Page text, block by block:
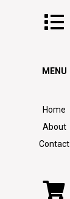
MENU
Home
About
Contact